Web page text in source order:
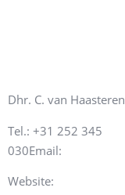
Dhr. C. van Haasteren
Tel.: +31 252 345
030Email:
Website: